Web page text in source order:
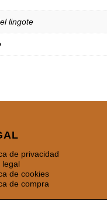
lingote
de privacidad
legal
de cookies
de compra